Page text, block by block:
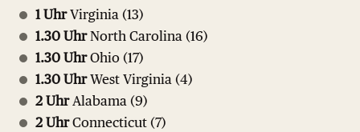
1 UhrVirginia (13)
1.30 UhrNorth Carolina (16)
1.30 UhrOhio (17)
1.30 UhrWest Virginia (4)
2 UhrAlabama (9)
2 UhrConnecticut (7)